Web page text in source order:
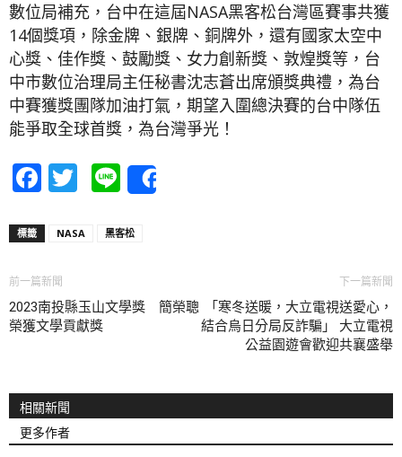
數位局補充，台中在這屆NASA黑客松台灣區賽事共獲
14個獎項，除金牌、銀牌、銅牌外，還有國家太空中
心獎、佳作獎、鼓勵獎、女力創新獎、敦煌獎等，台
中市數位治理局主任秘書沈志蒼出席頒獎典禮，為台
中賽獲獎團隊加油打氣，期望入圍總決賽的台中隊伍
能爭取全球首獎，為台灣爭光！
Facebook
Twitter
Line
標籤 NASA 黑客松
前一篇新聞
2023南投縣玉山文學獎 簡榮聰
榮獲文學貢獻獎
下一篇新聞
「寒冬送暖，大立電視送愛心，
結合烏日分局反詐騙」 大立電視
公益園遊會歡迎共襄盛舉
相關新聞
更多作者